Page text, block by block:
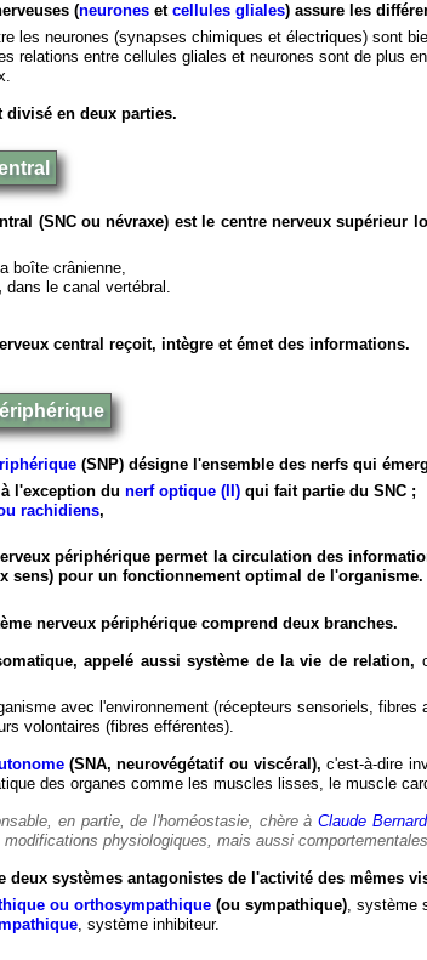
(neurones etcellules gliales) assure les
les neurones (synapses chimiques et électriques) sont
relations entre cellules gliales et neurones sont de plus
divisé en deux parties.
(SNC ou névraxe) est le centre nerveux
boîte crânienne,
dans le canal vertébral.
central reçoit, intègre et émet des informations.
(SNP) désigne l'ensemble des nerfs qui
à l'exception du nerf optique (II) qui fait partie du SNC ;
rachidiens,
périphérique permet la circulation des
sens) pour un fonctionnement optimal de l'organisme.
nerveux périphérique comprend deux branches.
appelé aussi système de la vie de relation,
avec l'environnement (récepteurs sensoriels, fibres
volontaires (fibres efférentes).
(SNA, neurovégétatif ou viscéral), c'est-à-dire
des organes comme les muscles lisses, le muscle
en partie, de l'homéostasie, chère àClaude
physiologiques, mais aussi
deux systèmes antagonistes de l'activité des mêmes
ou orthosympathique (ou sympathique), système
, système inhibiteur.